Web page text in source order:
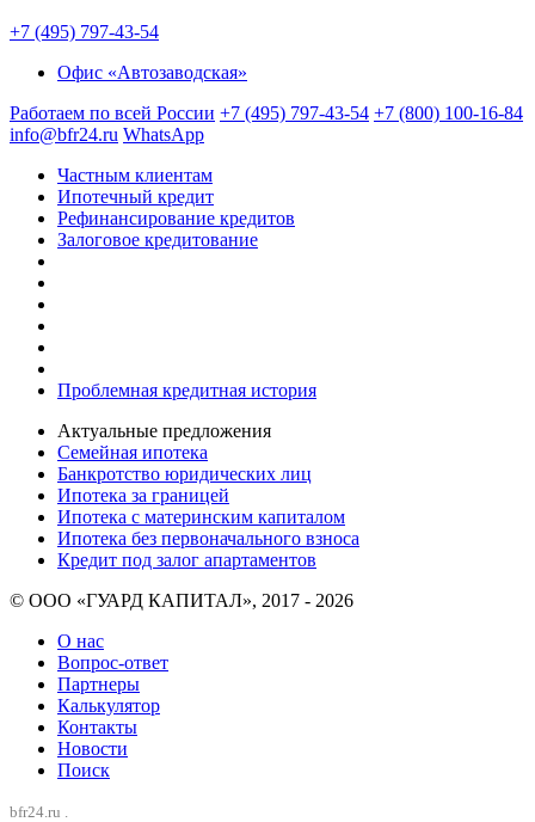
+7 (495) 797-43-54
Офис «Автозаводская»
Работаем по всей России +7 (495) 797-43-54 +7 (800) 100-16-84
info@bfr24.ru WhatsApp
Частным клиентам
Ипотечный кредит
Рефинансирование кредитов
Залоговое кредитование
Проблемная кредитная история
Актуальные предложения
Семейная ипотека
Банкротство юридических лиц
Ипотека за границей
Ипотека с материнским капиталом
Ипотека без первоначального взноса
Кредит под залог апартаментов
© ООО «ГУАРД КАПИТАЛ», 2017 - 2026
О нас
Вопрос-ответ
Партнеры
Калькулятор
Контакты
Новости
Поиск
bfr24.ru .